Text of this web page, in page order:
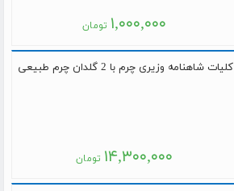
۱,۰۰۰,۰۰۰ تومان
کلیات شاهنامه وزیری چرم با 2 گلدان چرم طبیعی
۱۴,۳۰۰,۰۰۰ تومان